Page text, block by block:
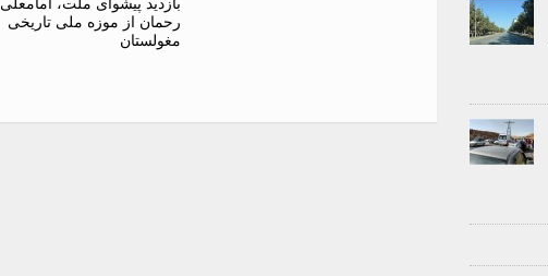
بازدید پیشوای ملت، امامعلی
رحمان از موزه ملی تاریخی
مغولستان